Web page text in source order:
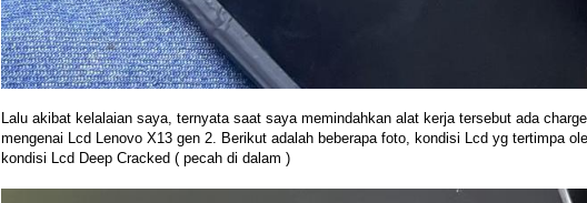
Lalu akibat kelalaian saya, ternyata saat saya memindahkan alat kerja tersebut ada
mengenai Lcd Lenovo X13 gen 2. Berikut adalah beberapa foto, kondisi Lcd yg tertimpa
kondisi Lcd Deep Cracked ( pecah di dalam )